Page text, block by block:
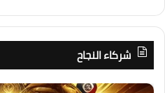
شركاء النجاح